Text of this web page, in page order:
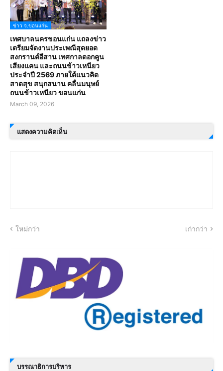
ข่าว จ.ขอนแก่น
เทศบาลนครขอนแก่น แถลงข่าว
เตรียมจัดงานประเพณีสุดยอด
สงกรานต์อีสาน เทศกาลดอกคูน
เสียงแคน และถนนข้าวเหนียว
ประจำปี 2569 ภายใต้แนวคิด
สาดสุข สนุกสนาน คลื่นมนุษย์
ถนนข้าวเหนียว ขอนแก่น
March 09, 2026
แสดงความคิดเห็น
ใหม่กว่า เก่ากว่า
บรรณาธิการบริหาร